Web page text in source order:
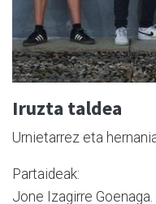
Iruzta taldea
Urnietarrez eta
Partaideak:
Jone Izagirre Goenaga.